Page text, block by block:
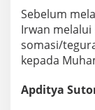
Sebelum
Irwan
somasi/
kepada
Apditya